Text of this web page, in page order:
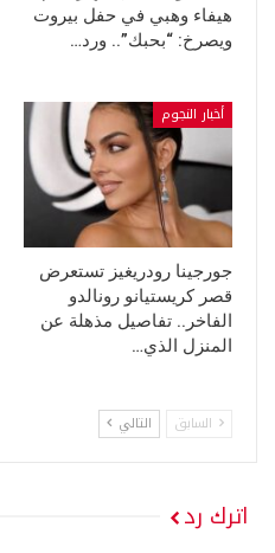
هيفاء وهبي في حفل بيروت
ويصرخ: “بحبك”.. ورد…
أخبار النجوم
جورجينا رودريغيز تستعرض
قصر كريستيانو رونالدو
الفاخر.. تفاصيل مذهلة عن
المنزل الذي…
السابق التالي
اترك رد